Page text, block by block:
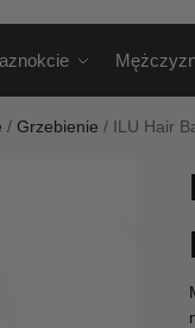
/Grzebienie / ILU Hair